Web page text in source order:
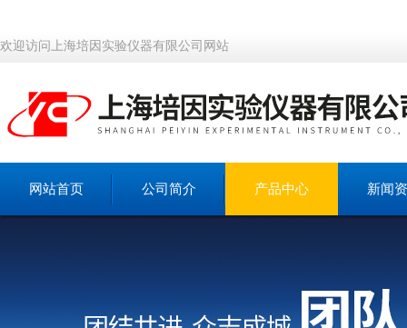
欢迎访问上海培因实验仪器有限公司网站
网站首页 公司简介 产品中心 新闻